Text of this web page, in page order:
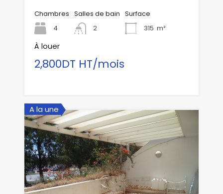
Chambres
4
Salles de bain
2
Surface
315 m²
À louer
2,800DT HT/mois
A la une